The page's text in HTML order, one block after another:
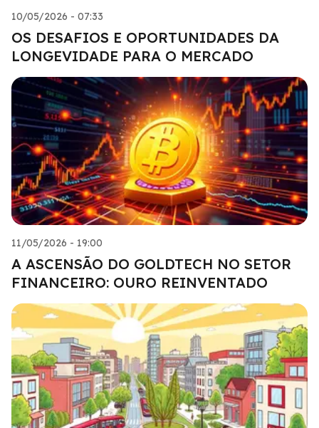
10/05/2026 - 07:33
OS DESAFIOS E OPORTUNIDADES DA
LONGEVIDADE PARA O MERCADO
11/05/2026 - 19:00
A ASCENSÃO DO GOLDTECH NO SETOR
FINANCEIRO: OURO REINVENTADO